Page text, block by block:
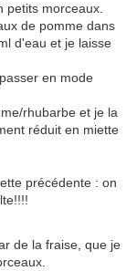
petits morceaux.
de pomme dans
d'eau et je laisse
en mode
rhubarbe et je la
réduit en miette
précédente : on
de la fraise, que je